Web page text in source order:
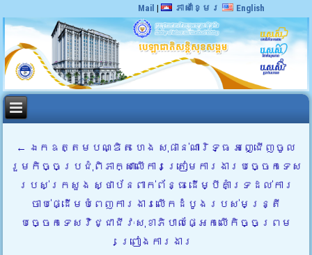
Mail | ភាសាខ្មែរ English
← ឯកឧត្តមបណ្ឌិត ហេង សុផាន់ណារិទ្ធ អញ្ជើញចូល
រួមកិច្ចប្រជុំពិភាក្សាលើការត្រៀមការងារបច្ចេកទេស
របស់ក្រសួង ស្ថាប័នពាក់ព័ន្ធ ដើម្បីគាំទ្រដល់ការ
ចាប់ផ្ដើមបំពេញការងារលើកដំបូងរបស់មន្ត្រី
បច្ចេកទេសវិជ្ជាជីវៈសុខាភិបាលផ្អែកលើកិច្ចព្រម
ព្រៀងការងារ